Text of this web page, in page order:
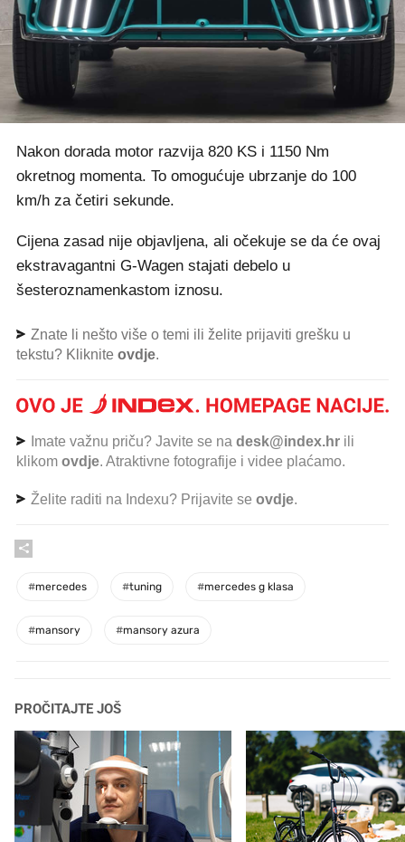
Nakon dorada motor razvija 820 KS i 1150 Nm
okretnog momenta. To omogućuje ubrzanje do 100
km/h za četiri sekunde.
Cijena zasad nije objavljena, ali očekuje se da će ovaj
ekstravagantni G-Wagen stajati debelo u
šesteroznamenkastom iznosu.
Znate li nešto više o temi ili želite prijaviti grešku u
tekstu? Kliknite ovdje.
Imate važnu priču? Javite se na desk@index.hr ili
klikom ovdje. Atraktivne fotografije i videe plaćamo.
Želite raditi na Indexu? Prijavite se ovdje.
#mercedes #tuning #mercedes g klasa
#mansory #mansory azura
PROČITAJTE JOŠ